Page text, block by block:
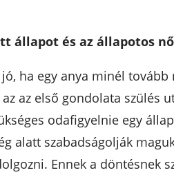
állapot és az állapotos
ha egy anya minél
az első gondolata szülés
odafigyelnie egy
alatt szabadságolják
Ennek a döntésnek